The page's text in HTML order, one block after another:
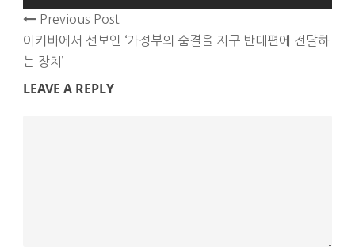
Previous Post
아키바에서 선보인 ‘가정부의 숨결을 지구 반대편에 전달하
는 장치’
LEAVE A REPLY